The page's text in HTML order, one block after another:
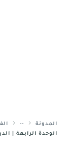
المدونة --
الوحدة الرابعة |